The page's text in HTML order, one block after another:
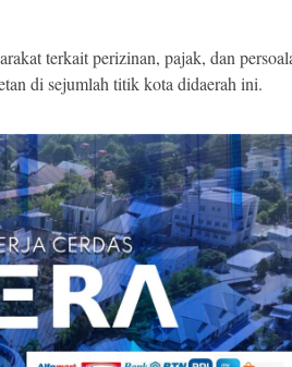
terkait perizinan, pajak, dan
di sejumlah titik kota didaerah ini.